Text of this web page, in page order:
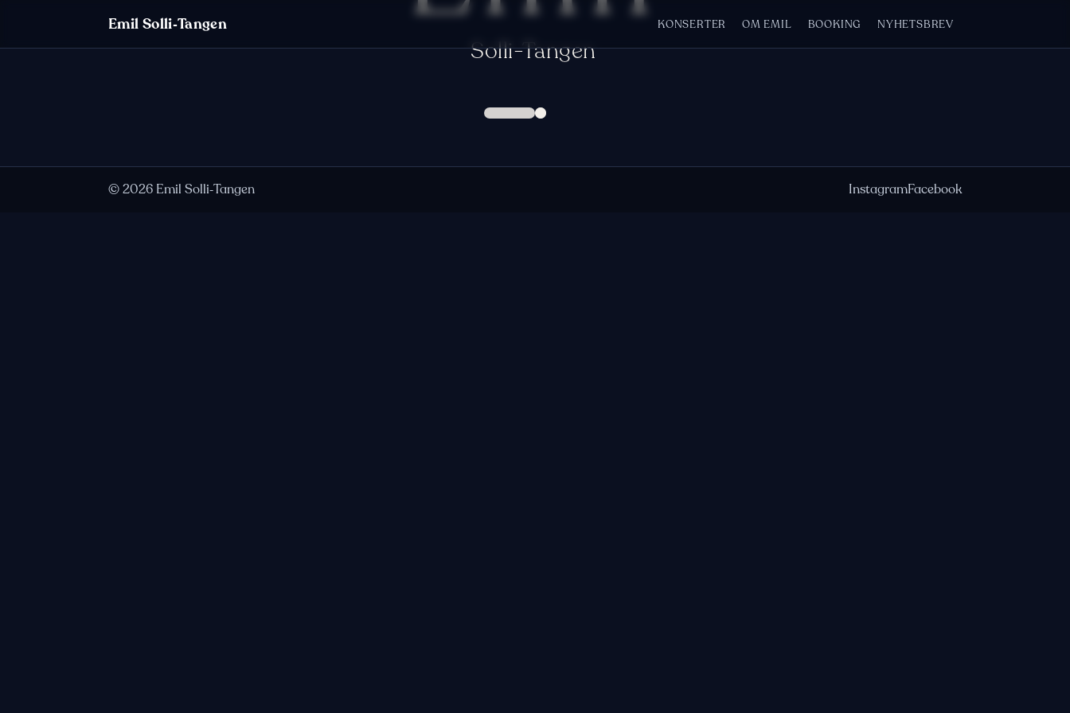
Emil Solli‑Tangen KONSERTER OM EMIL BOOKING NYHETSBREV
Solli-Tangen
©2026 Emil Solli‑Tangen InstagramFacebook